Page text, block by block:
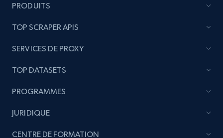
PRODUITS
TOP SCRAPER APIS
SERVICES DE PROXY
TOP DATASETS
PROGRAMMES
JURIDIQUE
CENTRE DE FORMATION